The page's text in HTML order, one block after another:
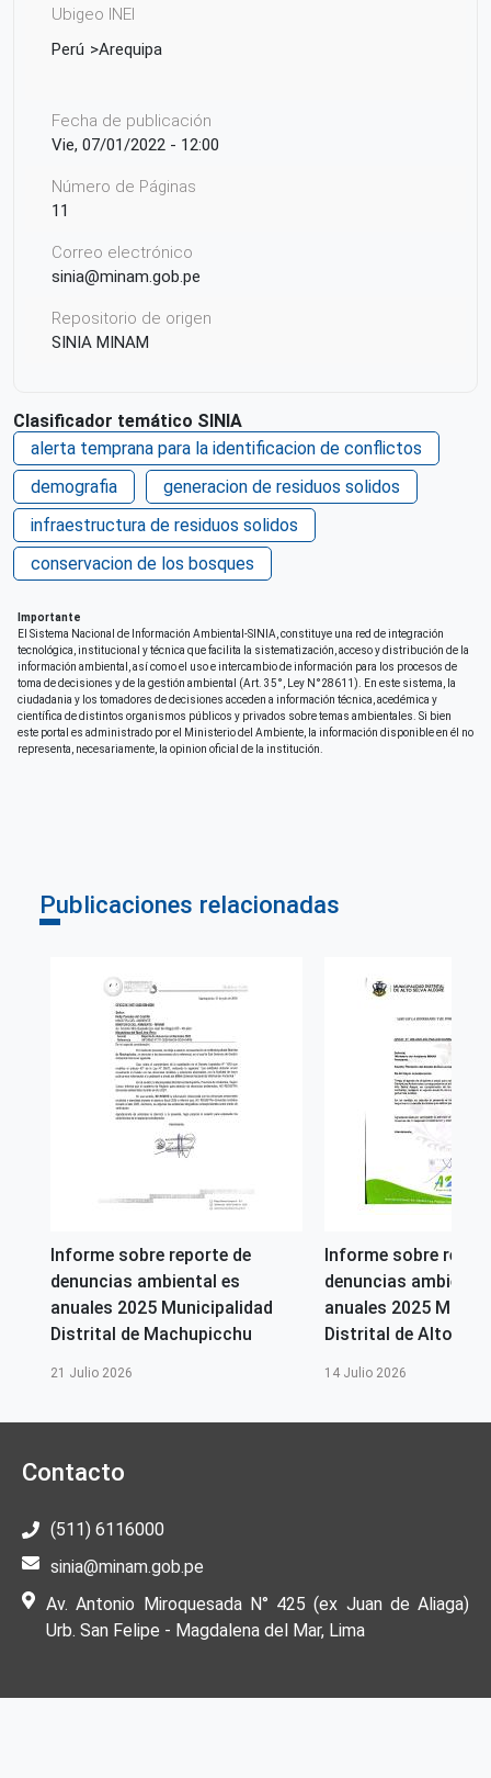
Ubigeo INEI
Perú
Arequipa
Fecha de publicación
Vie, 07/01/2022 - 12:00
Número de Páginas
11
Correo electrónico
sinia@minam.gob.pe
Repositorio de origen
SINIA MINAM
Clasificador temático SINIA
alerta temprana para la identificacion de conflictos
demografia
generacion de residuos solidos
infraestructura de residuos solidos
conservacion de los bosques
Importante
El Sistema Nacional de Información Ambiental-SINIA, constituye una red de integración
tecnológica, institucional y técnica que facilita la sistematización, acceso y distribución de la
información ambiental, así como el uso e intercambio de información para los procesos de
toma de decisiones y de la gestión ambiental (Art. 35°, Ley N°28611). En este sistema, la
ciudadania y los tomadores de decisiones acceden a información técnica, acedémica y
científica de distintos organismos públicos y privados sobre temas ambientales. Si bien
este portal es administrado por el Ministerio del Ambiente, la información disponible en él no
representa, necesariamente, la opinion oficial de la institución.
Publicaciones relacionadas
Informe sobre reporte de
denuncias ambiental es
anuales 2025 Municipalidad
Distrital de Machupicchu
21 Julio 2026
Informe sobre
denuncias
anuales 2025
Distrital de Alto
14 Julio 2026
Contacto
(511) 6116000
sinia@minam.gob.pe
Av. Antonio Miroquesada N° 425 (ex Juan de Aliaga)
Urb. San Felipe - Magdalena del Mar, Lima